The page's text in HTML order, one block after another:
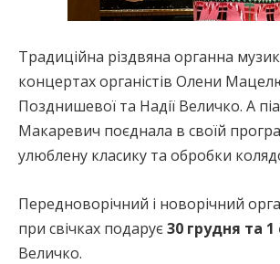
Традиційна різдвяна органна
концертах органістів Олени
Позднишевої та Надії Величко. А
Макаревич поєднала в своїй
улюблену класику та обробки
Передноворічний і новорічний
при свічках подарує30 грудня та 1
Величко.